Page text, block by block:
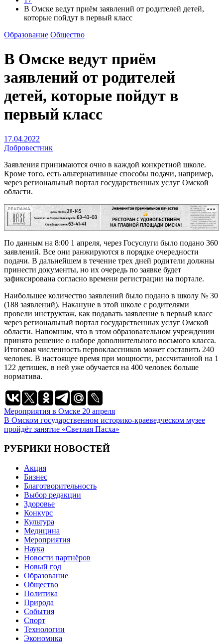
В Омске ведут приём заявлений от родителей детей,
которые пойдут в первый класс
Образование Общество
В Омске ведут приём
заявлений от родителей
детей, которые пойдут в
первый класс
17.04.2022
Добровестник
Заявления принимаются очно в каждой конкретной школе.
Кроме того, есть альтернативные способы подачи, например,
через региональный портал государственных услуг Омской
области.
РЕКЛАМА
По данным на 8:00 1 апреля, через Госуслуги было подано 360
заявлений. Все они ранжируются в порядке очередности
подачи. В дальнейшем в течение трех дней родители должны
принести документы, но их очередь по заявке будет
зафиксирована согласно времени регистрации на портале.
Наибольшее количество заявлений было подано в школу № 30
(188 заявлений). Накануне в этой школе с родителями
провели инструктаж, как подавать заявление в первый класс
через региональный портал государственных услуг Омской
области. Напомним, что в этом образовательном учреждении
принято решение о наборе дополнительного восьмого класса.
Итоговая численность первоклассников может составить 240
человек. В настоящее время при мощности, рассчитанной на 1
122 детишек, в ней уже обучается на 400 человек больше
норматива.
Навигация
по
Мероприятия в Омске 20 апреля
В Омском государственном историко-краеведческом музее
пройдёт занятие «Светлая Пасха»
РУБРИКИ НОВОСТЕЙ
Акция
Бизнес
Благотворительность
Выбор редакции
Здоровье
Конкурс
Культура
Медицина
Мероприятия
Наука
Новости партнёров
Новый год
Образование
Общество
Политика
Природа
События
Спорт
Технологии
Экономика